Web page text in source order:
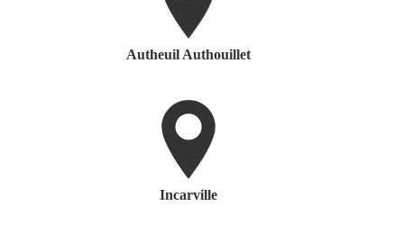
Autheuil Authouillet
Incarville